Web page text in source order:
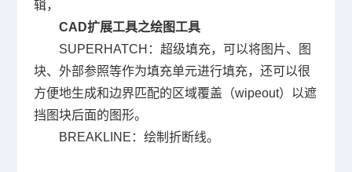
辑，
CAD扩展工具之绘图工具
SUPERHATCH ：超级填充，可以将图片、图
块、外部参照等作为填充单元进行填充，还可以很
方便地生成和边界匹配的区域覆盖（wipeout）以遮
挡图块后面的图形。
BREAKLINE ：绘制折断线。